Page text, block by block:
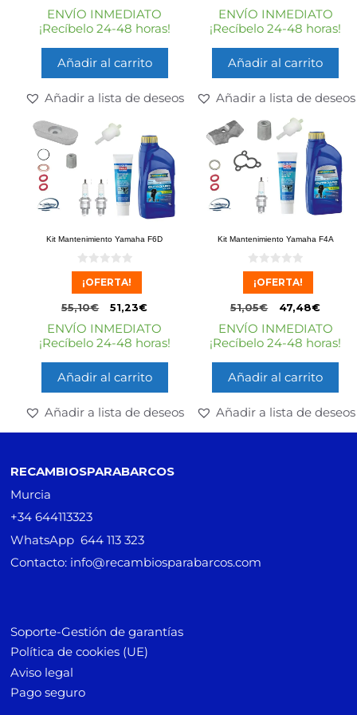
ENVÍO INMEDIATO
¡Recíbelo 24-48 horas!
Añadir al carrito
Añadir a lista de deseos
ENVÍO INMEDIATO
¡Recíbelo 24-48 horas!
Añadir al carrito
Añadir a lista de deseos
Kit Mantenimiento Yamaha F6D
0
e
¡OFERTA!
55,10€ 51,23€
ENVÍO INMEDIATO
¡Recíbelo 24-48 horas!
Añadir al carrito
Añadir a lista de deseos
Kit Mantenimiento Yamaha F4A
0
e
¡OFERTA!
51,05€ 47,48€
ENVÍO INMEDIATO
¡Recíbelo 24-48 horas!
Añadir al carrito
Añadir a lista de deseos
RECAMBIOSPARABARCOS
Murcia
+34 644113323
WhatsApp 644 113 323
Contacto: info@recambiosparabarcos.com
Soporte-Gestión de garantías
Política de cookies (UE)
Aviso legal
Pago seguro